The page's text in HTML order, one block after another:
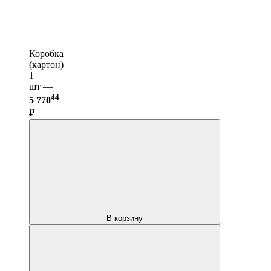
Коробка
(картон)
1
шт —
5 77044
₽
В корзину